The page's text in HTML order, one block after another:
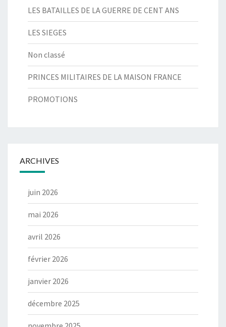
LES BATAILLES DE LA GUERRE DE CENT ANS
LES SIEGES
Non classé
PRINCES MILITAIRES DE LA MAISON FRANCE
PROMOTIONS
ARCHIVES
juin 2026
mai 2026
avril 2026
février 2026
janvier 2026
décembre 2025